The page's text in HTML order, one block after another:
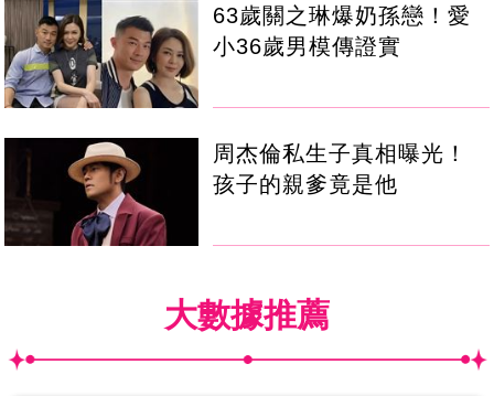
63歲關之琳爆奶孫戀！愛
小36歲男模傳證實
周杰倫私生子真相曝光！
孩子的親爹竟是他
大數據推薦